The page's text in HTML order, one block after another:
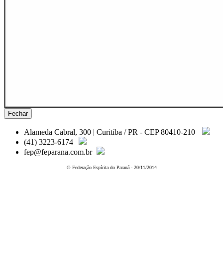
Fechar
Alameda Cabral, 300 | Curitiba / PR - CEP 80410-210
(41) 3223-6174
fep@feparana.com.br
© Federação Espírita do Paraná - 20/11/2014